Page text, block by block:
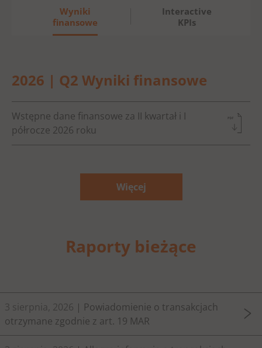
Wyniki
finansowe
Interactive
KPIs
2026 | Q2 Wyniki finansowe
Wstępne dane finansowe za II kwartał i I
półrocze 2026 roku
Więcej
Raporty bieżące
3 sierpnia, 2026 | Powiadomienie o transakcjach
otrzymane zgodnie z art. 19 MAR